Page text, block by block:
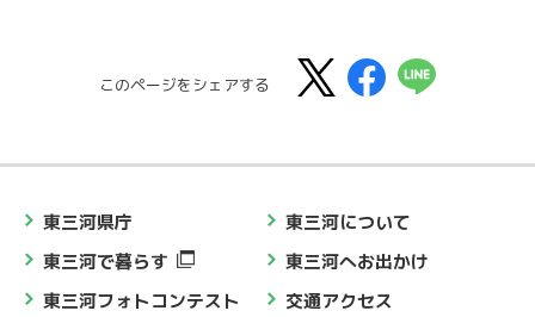
このページをシェアする
東三河県庁
東三河について
東三河で暮らす
東三河へお出かけ
東三河フォトコンテスト
交通アクセス